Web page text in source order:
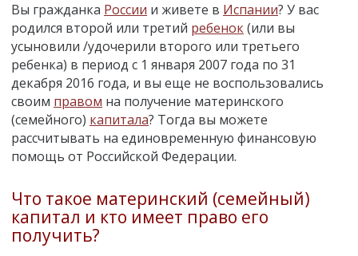
Вы гражданка России и живете в Испании? У вас
родился второй или третий ребенок(или вы
усыновили /удочерили второго или третьего
ребенка) в период с 1 января 2007 года по 31
декабря 2016 года, и вы еще не воспользовались
своим правом на получение материнского
(семейного) капитала? Тогда вы можете
рассчитывать на единовременную финансовую
помощь от Российской Федерации.
Что такое материнский (семейный)
капитал и кто имеет право его
получить?